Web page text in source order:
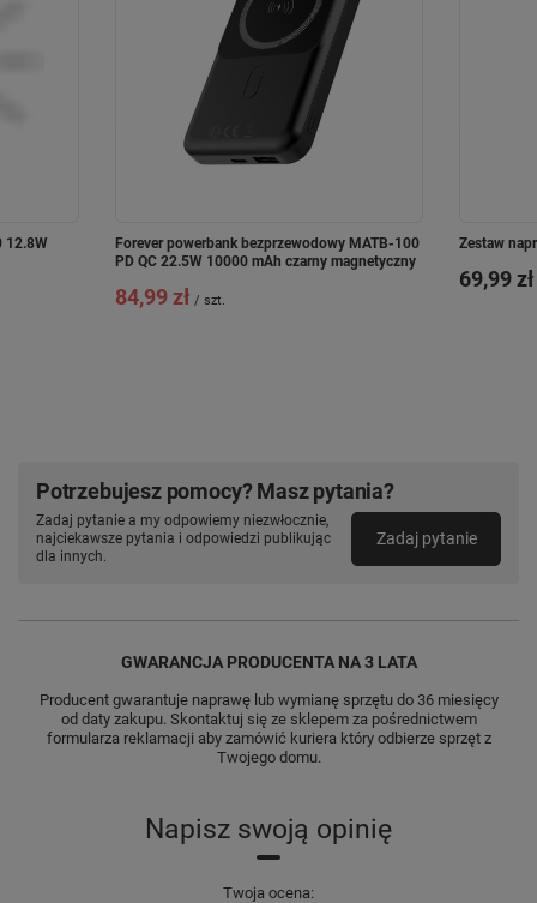
12.8W
Forever powerbank bezprzewodowy MATB-100
PD QC 22.5W 10000 mAh czarny magnetyczny
84,99 zł / szt.
Zestaw
69,99 zł
Potrzebujesz pomocy? Masz pytania?
Zadaj pytanie a my odpowiemy niezwłocznie,
najciekawsze pytania i odpowiedzi publikując
dla innych.
Zadaj pytanie
GWARANCJA PRODUCENTA NA 3 LATA
Producent gwarantuje naprawę lub wymianę sprzętu do 36 miesięcy
od daty zakupu. Skontaktuj się ze sklepem za pośrednictwem
formularza reklamacji aby zamówić kuriera który odbierze sprzęt z
Twojego domu.
Napisz swoją opinię
Twoja ocena: